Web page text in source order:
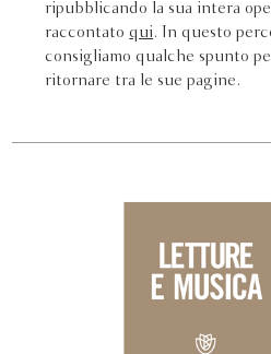
ripubblicando la sua intera
raccontatoqui . In questo
consigliamo qualche spunto
ritornare tra le sue pagine.